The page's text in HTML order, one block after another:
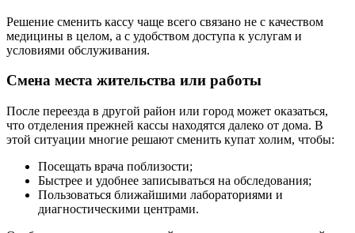
Решение сменить кассу чаще всего связано не с качеством
медицины в целом, а с удобством доступа к услугам и
условиями обслуживания.
Смена места жительства или работы
После переезда в другой район или город может оказаться,
что отделения прежней кассы находятся далеко от дома. В
этой ситуации многие решают сменить купат холим, чтобы:
Посещать врача поблизости;
Быстрее и удобнее записываться на обследования;
Пользоваться ближайшими лабораториями и
диагностическими центрами.